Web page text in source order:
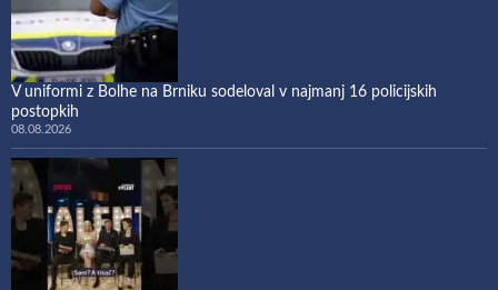
V uniformi z Bolhe na Brniku sodeloval v najmanj 16 policijskih
postopkih
08.08.2026